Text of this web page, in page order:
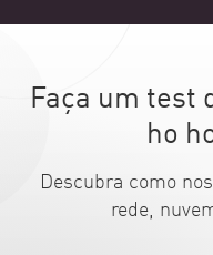
Faça um test
ho
Descubra como
rede,